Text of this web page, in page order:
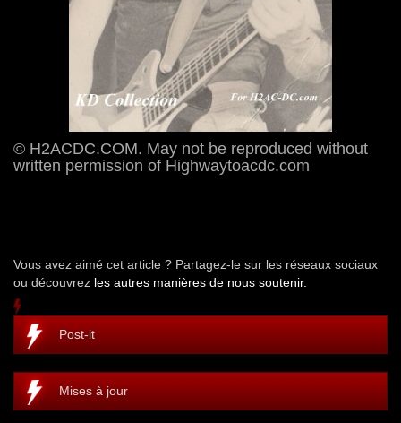
© H2ACDC.COM. May not be reproduced without
written permission of Highwaytoacdc.com
Vous avez aimé cet article ? Partagez-le sur les réseaux sociaux
ou découvrez les autres manières de nous soutenir.
Post-it
Mises à jour